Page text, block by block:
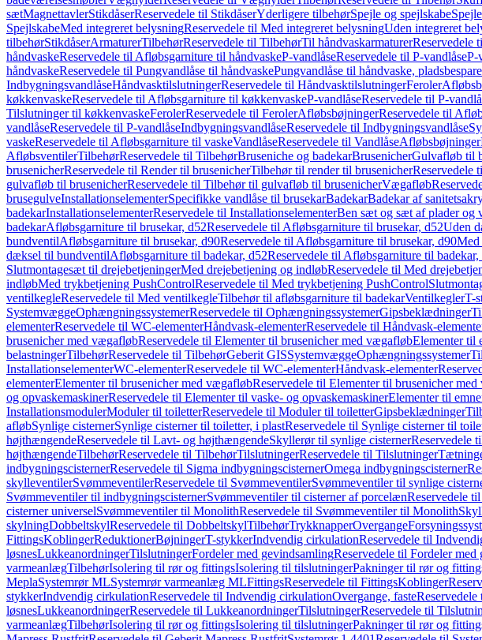
sætMagnettavlerStikdåserReservedele til StikdåserYderligere tilbehørSpejle og spejlskabeSpejle
SpejlskabeMed integreret belysningReservedele til Med integreret belysningUden integreret
tilbehørStikdåserArmaturerTilbehørReservedele til TilbehørTil håndvaskarmaturerReservedele
håndvaskeReservedele til Afløbsgarniture til håndvaskeP-vandlåseReservedele til P-vandlåseP-
håndvaskeReservedele til Pungvandlåse til håndvaskePungvandlåse til håndvaske,
IndbygningsvandlåseHåndvasktilslutningerReservedele til HåndvasktilslutningerFeroler
køkkenvaskeReservedele til Afløbsgarniture til køkkenvaskeP-vandlåseReservedele til P-
Tilslutninger til køkkenvaskeFerolerReservedele til FerolerAfløbsbøjningerReservedele til
vandlåseReservedele til P-vandlåseIndbygningsvandlåseReservedele til Indbygningsvandlåse
vaskeReservedele til Afløbsgarniture til vaskeVandlåseReservedele til VandlåseAfløbsbøjninger
AfløbsventilerTilbehørReservedele til TilbehørBruseniche og badekarBrusenicherGulvafløb til
brusenicherReservedele til Render til brusenicherTilbehør til render til brusenicherReservedele
gulvafløb til brusenicherReservedele til Tilbehør til gulvafløb til brusenicherVægafløb
brusegulveInstallationselementerSpecifikke vandlåse til brusekarBadekarBadekar af
badekarInstallationselementerReservedele til InstallationselementerBen sæt og sæt af plader og
badekarAfløbsgarniture til brusekar, d52Reservedele til Afløbsgarniture til brusekar, d52Uden
bundventilAfløbsgarniture til brusekar, d90Reservedele til Afløbsgarniture til brusekar, d90
dæksel til bundventilAfløbsgarniture til badekar, d52Reservedele til Afløbsgarniture til badekar,
Slutmontagesæt til drejebetjeningerMed drejebetjening og indløbReservedele til Med
indløbMed trykbetjening PushControlReservedele til Med trykbetjening PushControl
ventilkegleReservedele til Med ventilkegleTilbehør til afløbsgarniture til badekarVentilkeglerT-
SystemvæggeOphængningssystemerReservedele til OphængningssystemerGipsbeklædninger
elementerReservedele til WC-elementerHåndvask-elementerReservedele til Håndvask-
brusenicher med vægafløbReservedele til Elementer til brusenicher med vægafløbElementer til
belastningerTilbehørReservedele til TilbehørGeberit GISSystemvæggeOphængningssystemer
InstallationselementerWC-elementerReservedele til WC-elementerHåndvask-elementer
elementerElementer til brusenicher med vægafløbReservedele til Elementer til brusenicher
og opvaskemaskinerReservedele til Elementer til vaske- og opvaskemaskinerElementer til
InstallationsmodulerModuler til toiletterReservedele til Moduler til toiletterGipsbeklædninger
afløbSynlige cisternerSynlige cisterner til toiletter, i plastReservedele til Synlige cisterner til
højthængendeReservedele til Lavt- og højthængendeSkyllerør til synlige cisternerReservedele
højthængendeTilbehørReservedele til TilbehørTilslutningerReservedele til Tilslutninger
indbygningscisternerReservedele til Sigma indbygningscisternerOmega indbygningscisterner
skylleventilerSvømmeventilerReservedele til SvømmeventilerSvømmeventiler til synlige
Svømmeventiler til indbygningscisternerSvømmeventiler til cisterner af porcelænReservedele
cisterner universelSvømmeventiler til MonolithReservedele til Svømmeventiler til Monolith
skylningDobbeltskylReservedele til DobbeltskylTilbehørTrykknapperOvergange
FittingsKoblingerReduktionerBøjningerT-stykkerIndvendig cirkulationReservedele til
løsnesLukkeanordningerTilslutningerFordeler med gevindsamlingReservedele til Fordeler med
varmeanlægTilbehørIsolering til rør og fittingsIsolering til tilslutningerPakninger til rør og
MeplaSystemrør MLSystemrør varmeanlæg MLFittingsReservedele til FittingsKoblinger
stykkerIndvendig cirkulationReservedele til Indvendig cirkulationOvergange, fasteReservedele
løsnesLukkeanordningerReservedele til LukkeanordningerTilslutningerReservedele til
varmeanlægTilbehørIsolering til rør og fittingsIsolering til tilslutningerPakninger til rør og